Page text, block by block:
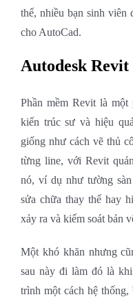
thế, nhiều bạn sinh viên
cho AutoCad.
Autodesk Revit
Phần mềm Revit là
kiến trúc sư và hiệu
giống như cách vẽ thủ
từng line, với Revit
nó, ví dụ như tường
sửa chữa thay thế hay
xảy ra và kiểm soát bản
Một khó khăn nhưng
sau này đi làm đó là
trình một cách hệ